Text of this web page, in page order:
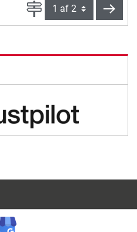
Side